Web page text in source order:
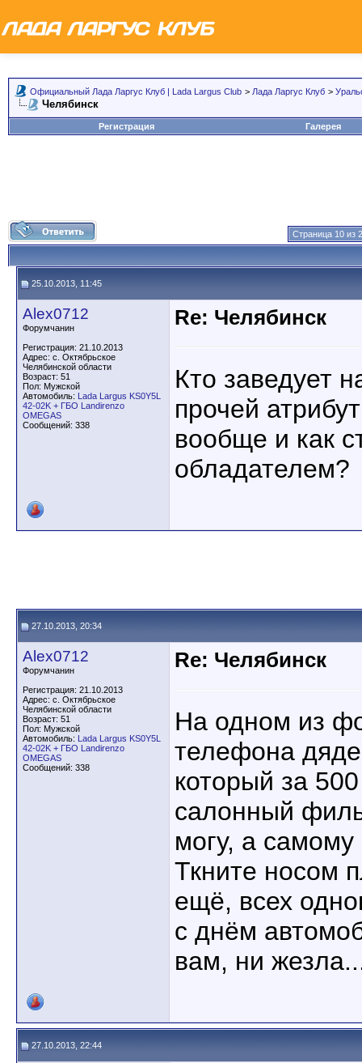
Официальный Лада Ларгус Клуб | Lada Largus Club > Лада Ларгус Клуб >
Челябинск
Регистрация Галерея
Страница 10 из
25.10.2013, 11:45
Alex0712
Форумчанин
Регистрация: 21.10.2013
Адрес: с. Октябрьское
Челябинской области
Возраст: 51
Пол: Мужской
Автомобиль: Lada Largus KS0Y5L
42-02K + ГБО Landirenzo
OMEGAS
Сообщений: 338
Re: Челябинск
Кто заведует
прочей
вообще и как
обладателем?
27.10.2013, 20:34
Alex0712
Форумчанин
Регистрация: 21.10.2013
Адрес: с. Октябрьское
Челябинской области
Возраст: 51
Пол: Мужской
Автомобиль: Lada Largus KS0Y5L
42-02K + ГБО Landirenzo
OMEGAS
Сообщений: 338
Re: Челябинск
На одном из
телефона
который за
салонный
могу, а
Ткните носом
ещё, всех
с днём
вам, ни
27.10.2013, 22:44